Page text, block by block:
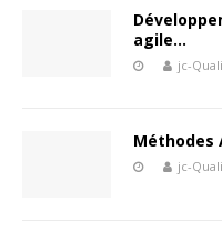
agile…
jc-
Méthodes
jc-